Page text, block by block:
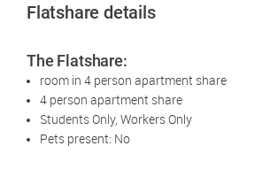
Flatshare details
The Flatshare:
room in 4 person apartment share
4 person apartment share
Students Only, Workers Only
Pets present: No